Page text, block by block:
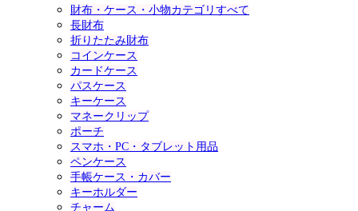
財布・ケース・小物カテゴリすべて
長財布
折りたたみ財布
コインケース
カードケース
パスケース
キーケース
マネークリップ
ポーチ
スマホ・PC・タブレット用品
ペンケース
手帳ケース・カバー
キーホルダー
チャーム